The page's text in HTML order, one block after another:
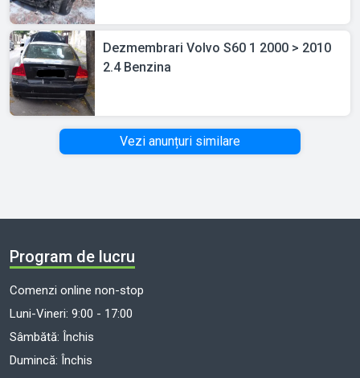
Dezmembrari Volvo S60 1 2000 > 2010
2.4 Benzina
Vezi anunțuri similare
Program de lucru
Comenzi online non-stop
Luni-Vineri: 9:00 - 17:00
Sâmbătă: Închis
Dumincă: Închis